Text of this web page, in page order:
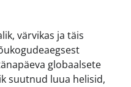
värvikas ja täis
globaalsete
suutnud luua helisid,